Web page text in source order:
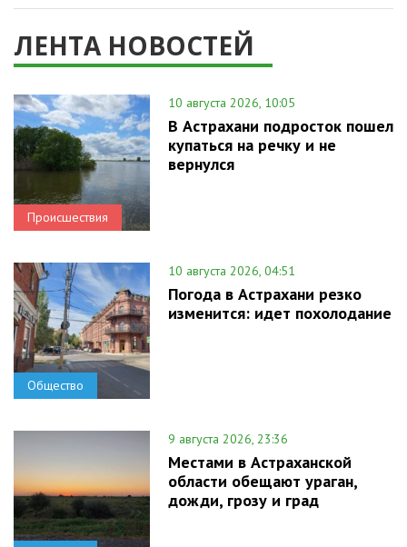
ЛЕНТА НОВОСТЕЙ
Происшествия
10 августа 2026, 10:05
В Астрахани подросток пошел
купаться на речку и не
вернулся
Общество
10 августа 2026, 04:51
Погода в Астрахани резко
изменится: идет похолодание
9 августа 2026, 23:36
Местами в Астраханской
области обещают ураган,
дожди, грозу и град